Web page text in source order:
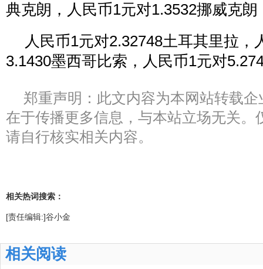
典克朗，人民币1元对1.3532挪威克朗
人民币1元对2.32748土耳其里拉，
3.1430墨西哥比索，人民币1元对
郑重声明：此文内容为本网站转载
在于传播更多信息，与本站立场无关。
请自行核实相关内容。
相关热词搜索：
[责任编辑:]谷小金
相关阅读